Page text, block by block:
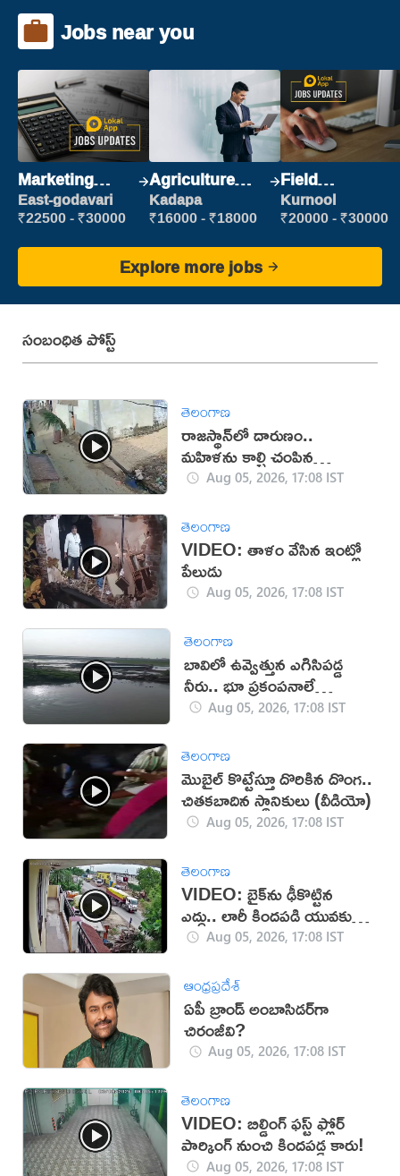
Jobs near you
Marketing
Executive
East-godavari
₹22500 - ₹30000
Agriculture
Labour
Kadapa
₹16000 - ₹18000
Field
Marketing
Executive
Kurnool
₹20000 - ₹30000
Explore more jobs
సంబంధిత పోస్ట్
తెలంగాణ
రాజస్థాన్‌లో దారుణం..
మహిళను కాల్చి చంపిన
యువకుడు (వీడియో)
Aug 05, 2026, 17:08 IST
తెలంగాణ
VIDEO: తాళం వేసిన ఇంట్లో
పేలుడు
Aug 05, 2026, 17:08 IST
తెలంగాణ
బావిలో ఉవ్వెత్తున ఎగిసిపడ్డ
నీరు.. భూ ప్రకంపనాలే
కారణమా?
Aug 05, 2026, 17:08 IST
తెలంగాణ
మొబైల్ కొట్టేస్తూ దొరికిన దొంగ..
చితకబాదిన స్థానికులు (వీడియో)
Aug 05, 2026, 17:08 IST
తెలంగాణ
VIDEO: బైక్‌ను ఢీకొట్టిన
ఎద్దు.. లారీ కిందపడి యువకుడు
మృతి!Aug 05, 2026, 17:08 IST
ఆంధ్రప్రదేశ్
ఏపీ బ్రాండ్ అంబాసిడర్‌గా
చిరంజీవి?
Aug 05, 2026, 17:08 IST
తెలంగాణ
VIDEO: బిల్డింగ్ ఫస్ట్ ఫ్లోర్
పార్కింగ్ నుంచి కిందపడ్డ కారు!
Aug 05, 2026, 17:08 IST